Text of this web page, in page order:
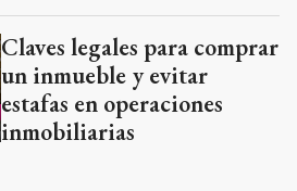
Claves legales para comprar
un inmueble y evitar
estafas en operaciones
inmobiliarias